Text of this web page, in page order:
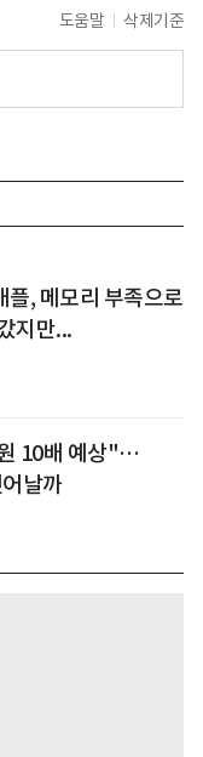
도움말 삭제기준
, 메모리 부족으로
지만...
10배 예상"…
날까